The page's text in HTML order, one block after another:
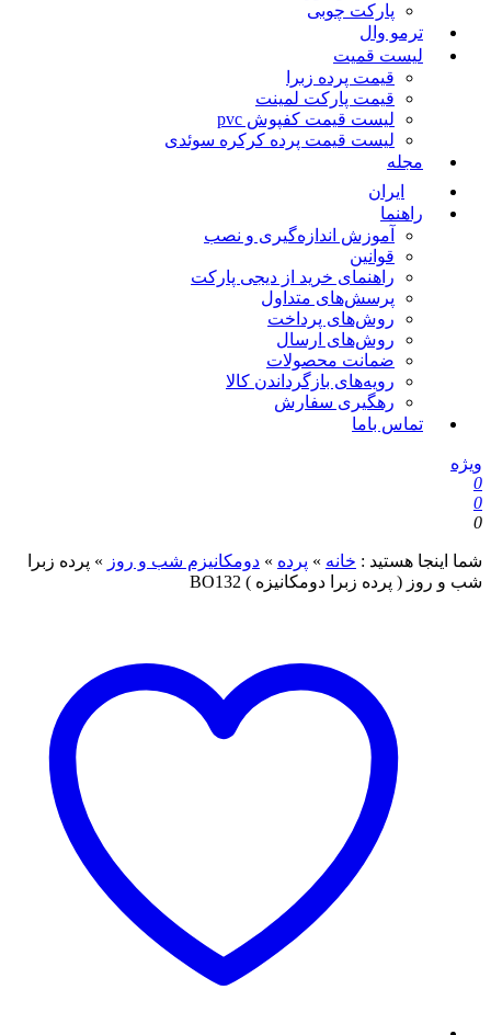
پارکت چوبی
ترمو وال
لیست قمیت
قیمت پرده زبرا
قیمت پارکت لمینت
لیست قیمت کفپوش pvc
لیست قیمت پرده کرکره سوئدی
مجله
ایران
راهنما
آموزش اندازه‌گیری و نصب
قوانین
راهنمای خرید از دیجی پارکت
پرسش‌های متداول
روش‌های پرداخت
روش‌های ارسال
ضمانت محصولات
رویه‌های بازگرداندن کالا
رهگیری سفارش
تماس باما
ویژه
0
0
0
شما اینجا هستید : خانه » پرده » دومکانیزم شب و روز » پرده زبرا
شب و روز ( پرده زبرا دومکانیزه ) BO132